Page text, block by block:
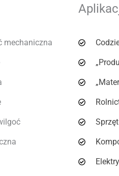
mechaniczna